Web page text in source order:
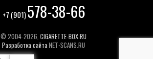
+7 (901)578-38-66
© 2004-2026, CIGARETTE-BOX.RU
Разработка сайтаNET-SCANS.RU